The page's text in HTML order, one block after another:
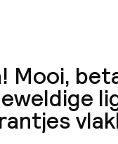
Mooi,